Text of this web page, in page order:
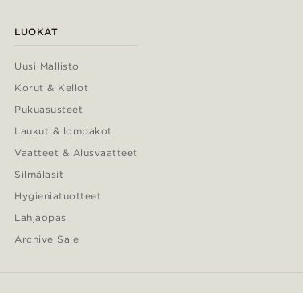
LUOKAT
Uusi Mallisto
Korut & Kellot
Pukuasusteet
Laukut & lompakot
Vaatteet & Alusvaatteet
Silmälasit
Hygieniatuotteet
Lahjaopas
Archive Sale